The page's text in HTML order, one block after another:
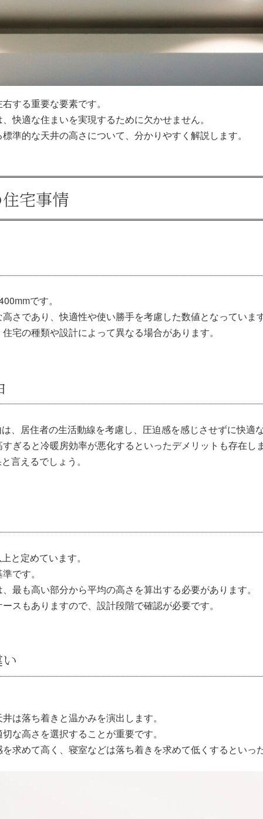
する重要な要素です。
快適な住まいを実現するために欠かせません。
準的な天井の高さについて、分かりやすく解説します。
宅事情
です。
さであり、快適性や使い勝手を考慮した数値となっています
宅の種類や設計によって異なる場合があります。
、居住者の生活動線を考慮し、圧迫感を感じさせずに快適
ぎると冷暖房効率が悪化するといったデメリットも存在しま
言えるでしょう。
と定めています。
です。
最も高い部分から平均の高さを算出する必要があります。
スもありますので、設計段階で確認が必要です。
は落ち着きと温かみを演出します。
な高さを選択することが重要です。
求めて高く、寝室などは落ち着きを求めて低くするといっ